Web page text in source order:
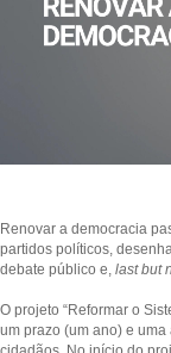
Renovar a democracia
partidos políticos,
debate público e, last but
O projeto “Reformar o
um prazo (um ano) e